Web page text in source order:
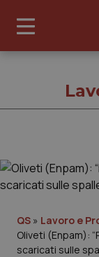
Governo e
QS » Lavoro e
Oliveti (Enpam):
scaricati sulle